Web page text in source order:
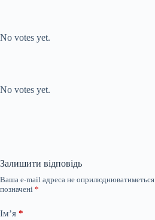
No votes yet.
No votes yet.
Залишити відповідь
Ваша e-mail адреса не оприлюднюватиметься.
позначені *
Ім’я *